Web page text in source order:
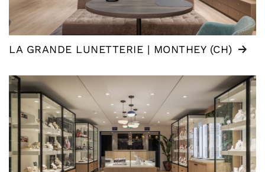
LA GRANDE LUNETTERIE | MONTHEY (CH)